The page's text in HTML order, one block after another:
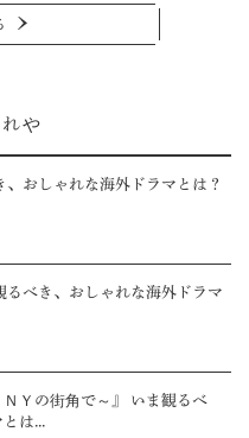
や
、おしゃれな海外ドラマとは？
るべき、おしゃれな海外ドラマ
Ｙの街角で～』 いま観るべ
は...